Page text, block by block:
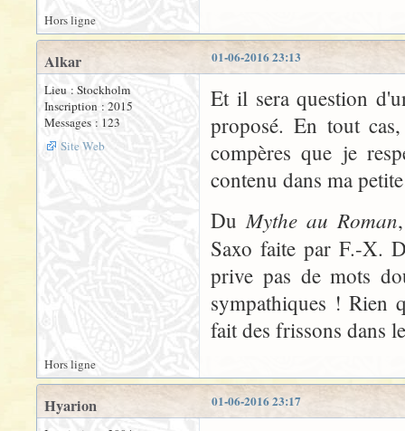
Hors ligne
01-06-2016 23:13
Alkar
Lieu : Stockholm
Inscription : 2015
Messages : 123
Site Web
Et il sera question
proposé. En tout
compères que je
contenu dans ma
DuMythe au Roman
Saxo faite par F.-X.
prive pas de mots
sympathiques ! Rien
fait des frissons dans
Hors ligne
01-06-2016 23:17
Hyarion